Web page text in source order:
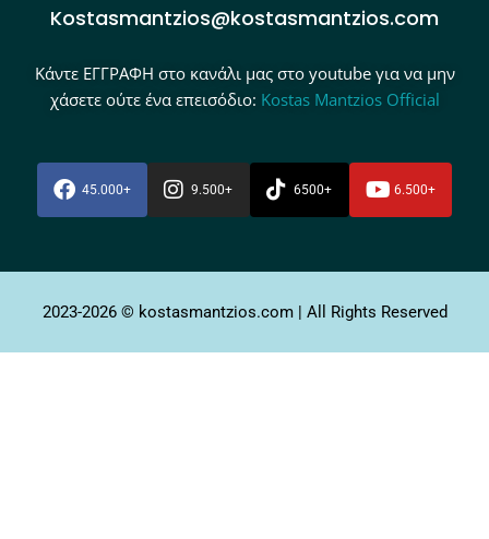
Kostasmantzios@kostasmantzios.com
Κάντε ΕΓΓΡΑΦΗ στο κανάλι μας στο youtube για να μην
χάσετε ούτε ένα επεισόδιο: Kostas Mantzios Official
45.000+ 9.500+ 6500+ 6.500+
2023-2026 © kostasmantzios.com | All Rights Reserved